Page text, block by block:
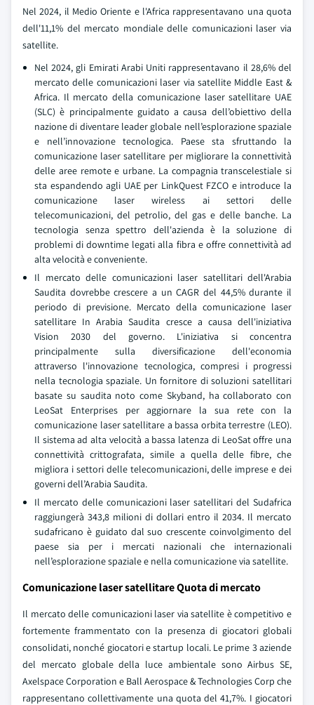
Nel 2024, il Medio Oriente e l'Africa rappresentavano una quota
dell'11,1% del mercato mondiale delle comunicazioni laser via
satellite.
Nel 2024, gli Emirati Arabi Uniti rappresentavano il 28,6% del
mercato delle comunicazioni laser via satellite Middle East &
Africa. Il mercato della comunicazione laser satellitare UAE
(SLC) è principalmente guidato a causa dell’obiettivo della
nazione di diventare leader globale nell’esplorazione spaziale
e nell’innovazione tecnologica. Paese sta sfruttando la
comunicazione laser satellitare per migliorare la connettività
delle aree remote e urbane. La compagnia transcelestiale si
sta espandendo agli UAE per LinkQuest FZCO e introduce la
comunicazione laser wireless ai settori delle
telecomunicazioni, del petrolio, del gas e delle banche. La
tecnologia senza spettro dell'azienda è la soluzione di
problemi di downtime legati alla fibra e offre connettività ad
alta velocità e conveniente.
Il mercato delle comunicazioni laser satellitari dell'Arabia
Saudita dovrebbe crescere a un CAGR del 44,5% durante il
periodo di previsione. Mercato della comunicazione laser
satellitare In Arabia Saudita cresce a causa dell'iniziativa
Vision 2030 del governo. L'iniziativa si concentra
principalmente sulla diversificazione dell'economia
attraverso l'innovazione tecnologica, compresi i progressi
nella tecnologia spaziale. Un fornitore di soluzioni satellitari
basate su saudita noto come Skyband, ha collaborato con
LeoSat Enterprises per aggiornare la sua rete con la
comunicazione laser satellitare a bassa orbita terrestre (LEO).
Il sistema ad alta velocità a bassa latenza di LeoSat offre una
connettività crittografata, simile a quella delle fibre, che
migliora i settori delle telecomunicazioni, delle imprese e dei
governi dell’Arabia Saudita.
Il mercato delle comunicazioni laser satellitari del Sudafrica
raggiungerà 343,8 milioni di dollari entro il 2034. Il mercato
sudafricano è guidato dal suo crescente coinvolgimento del
paese sia per i mercati nazionali che internazionali
nell’esplorazione spaziale e nella comunicazione via satellite.
Comunicazione laser satellitare Quota di mercato
Il mercato delle comunicazioni laser via satellite è competitivo e
fortemente frammentato con la presenza di giocatori globali
consolidati, nonché giocatori e startup locali. Le prime 3 aziende
del mercato globale della luce ambientale sono Airbus SE,
Axelspace Corporation e Ball Aerospace & Technologies Corp che
rappresentano collettivamente una quota del 41,7%. I giocatori